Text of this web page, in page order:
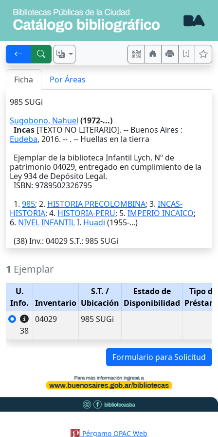
Ficha Por Áreas
985 SUGi
Sugobono, Nahuel (1972-...)
Incas [TEXTO NO LITERARIO]. -- Buenos Aires :
Eudeba, 2016. -- . -- Huellas en la tierra
Ejemplar de la biblioteca Infantil Lych, Nº de
patrimonio 04029, entregado en cumplimiento de la
Ley 934 de Depósito Legal.
ISBN: 9789502326795
1. 985; 2. HISTORIA PRECOLOMBINA; 3. INCAS-
HISTORIA; 4. HISTORIA-PERU; 5. IMPERIO INCAICO;
6. NIVEL INFANTILI. Huadi (1955-...)
(38)Inv.: 04029S.T.: 985 SUGi
1 Ejemplar
U.
Info.
Inventario
S.T. /
Ubicación
Estado de
Disponibilidad
Tipo de
38
04029 985 SUGi
Formulario para Solicitud
Pérgamo OPAC Web